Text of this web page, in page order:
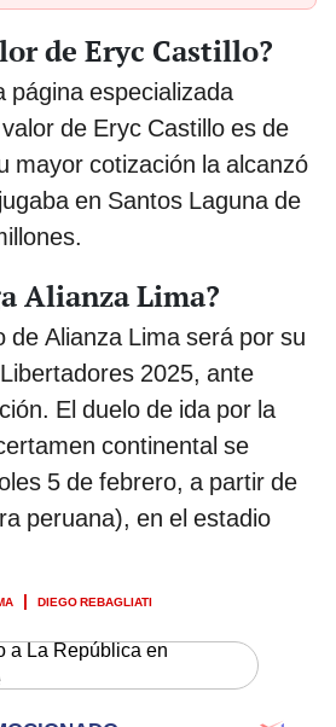
de Eryc Castillo?
página especializada
de Eryc Castillo es de
mayor cotización la alcanzó
en Santos Laguna de
Alianza Lima?
de Alianza Lima será por su
2025, ante
El duelo de ida por la
continental se
5 de febrero, a partir de
peruana), en el estadio
DIEGO REBAGLIATI
a La República en